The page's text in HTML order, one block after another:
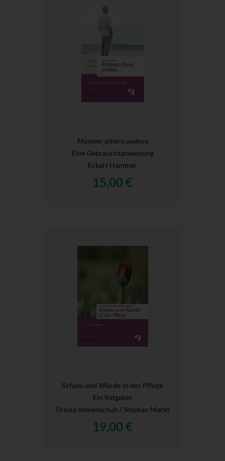
Männer altern anders
Eine Gebrauchsanweisung
Eckart Hammer
15,00 €
Scham und Würde in der Pflege
Ein Ratgeber
Ursula Immenschuh / Stephan Marks
19,00 €